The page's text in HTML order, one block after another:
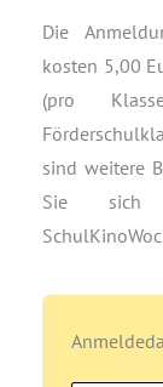
Die
kosten 5,00
(pro
sind weitere
Sie sich